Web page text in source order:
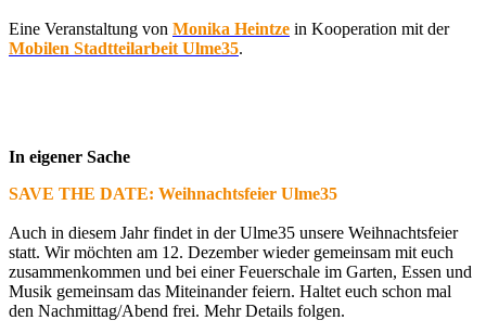
Eine Veranstaltung von Monika Heintze in Kooperation mit der
Mobilen Stadtteilarbeit Ulme35.
In eigener Sache
SAVE THE DATE: Weihnachtsfeier Ulme35
Auch in diesem Jahr findet in der Ulme35 unsere Weihnachtsfeier
statt. Wir möchten am 12. Dezember wieder gemeinsam mit euch
zusammenkommen und bei einer Feuerschale im Garten, Essen und
Musik gemeinsam das Miteinander feiern. Haltet euch schon mal
den Nachmittag/Abend frei. Mehr Details folgen.